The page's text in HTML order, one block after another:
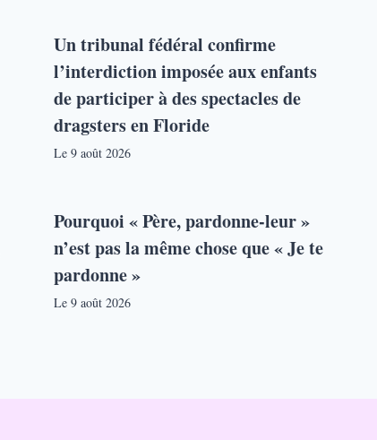
Un tribunal fédéral confirme
l’interdiction imposée aux enfants
de participer à des spectacles de
dragsters en Floride
Le 9 août 2026
Pourquoi « Père, pardonne-leur »
n’est pas la même chose que « Je te
pardonne »
Le 9 août 2026